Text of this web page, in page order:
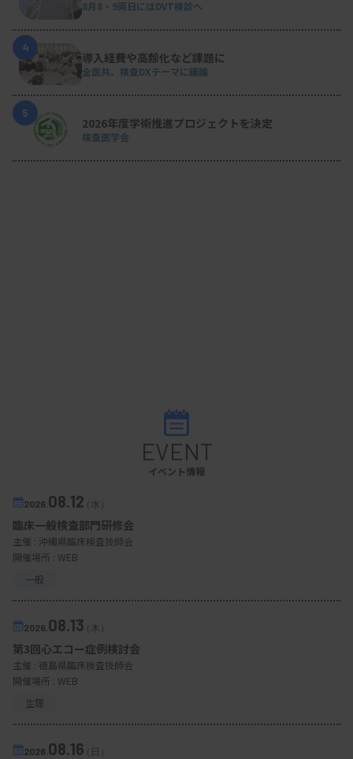
8月8・9両日にはDVT検診へ
4
導入経費や高齢化など課題に
全医共、検査DXテーマに議論
5
2026年度学術推進プロジェクトを決定
検査医学会
EVENT
イベント情報
2026. 08.12（水）
臨床一般検査部門研修会
主催 : 沖縄県臨床検査技師会
開催場所 : WEB
一般
2026. 08.13（木）
第3回心エコー症例検討会
主催 : 徳島県臨床検査技師会
開催場所 : WEB
生理
2026. 08.16（日）